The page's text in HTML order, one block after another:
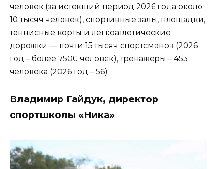
человек (за истекший период 2026 года около
10 тысяч человек), спортивные залы, площадки,
теннисные корты и легкоатлетические
дорожки — почти 15 тысяч спортсменов (2026
год – более 7500 человек), тренажеры – 453
человека (2026 год – 56).
Владимир Гайдук, директор
спортшколы «Ника»